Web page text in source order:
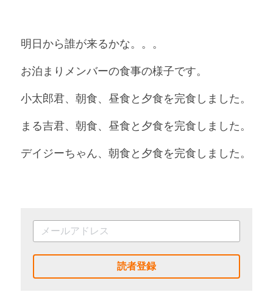
明日から誰が来るかな。。。
お泊まりメンバーの食事の様子です。
小太郎君、朝食、昼食と夕食を完食しました。
まる吉君、朝食、昼食と夕食を完食しました。
デイジーちゃん、朝食と夕食を完食しました。
読者登録